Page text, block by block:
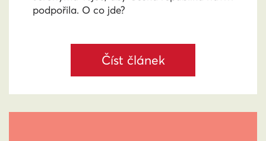
podpořila. O co jde?
Číst článek